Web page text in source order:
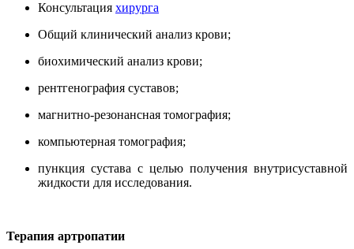
Консультация хирурга
Общий клинический анализ крови;
биохимический анализ крови;
рентгенография суставов;
магнитно-резонансная томография;
компьютерная томография;
пункция сустава с целью получения внутрисуставной
жидкости для исследования.
Терапия артропатии